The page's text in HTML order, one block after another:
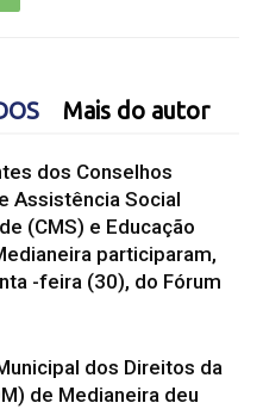
Mais do autor
dos Conselhos
Assistência Social
(CMS) e Educação
participaram,
-feira (30), do Fórum
dos Direitos da
de Medianeira deu